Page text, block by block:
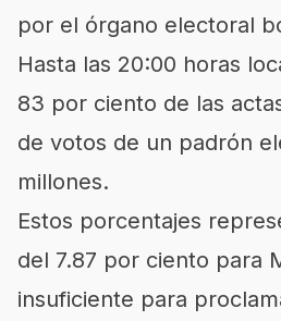
por el órgano electoral
Hasta las 20:00 horas
83 por ciento de las
de votos de un padrón
millones.
Estos porcentajes
del 7.87 por ciento para
insuficiente para